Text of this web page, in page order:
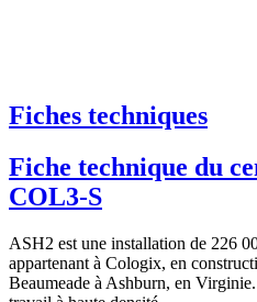
Fiches techniques
Fiche technique du
COL3-S
ASH2 est une installation de 226
appartenant à Cologix, en
Beaumeade à Ashburn, en